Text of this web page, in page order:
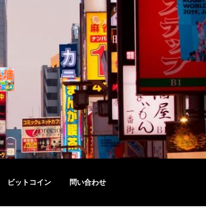
ビットコイン 問い合わせ